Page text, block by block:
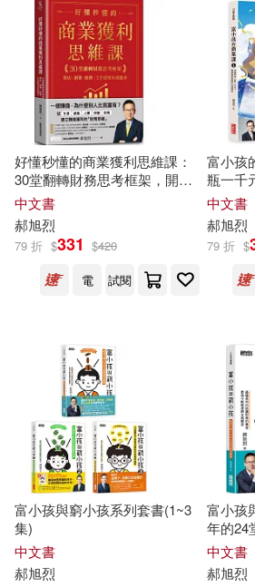
好懂秒懂的商業獲利思維課：
30堂翻轉財務思考框架，開
店、創業、經營、工作績效有
感提升
中文書
郝旭烈
79 折 $331 $420
電
試閱
富小孩
瓶一千
模式
中文書
郝旭烈
79 折 $
富小孩與窮小孩系列套書(1~3
集)
中文書
郝旭烈
富小孩
年的24
中文書
郝旭烈